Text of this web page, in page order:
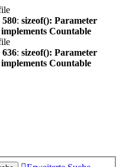
580: sizeof(): Parameter
Countable
636: sizeof(): Parameter
Countable